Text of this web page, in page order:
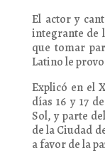
El actor y
integrante de
que tomar
Latino le
Explicó en el
días 16 y 17
Sol, y parte
de la Ciudad
a favor de la